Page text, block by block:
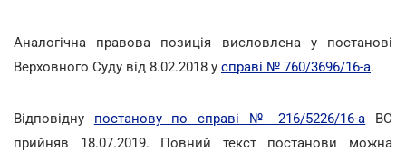
Аналогічна правова позиція висловлена у постанові
Верховного Суду від 8.02.2018 у справі № 760/3696/16-а.
Відповідну постанову по справі № 216/5226/16-а ВС
прийняв 18.07.2019. Повний текст постанови можна